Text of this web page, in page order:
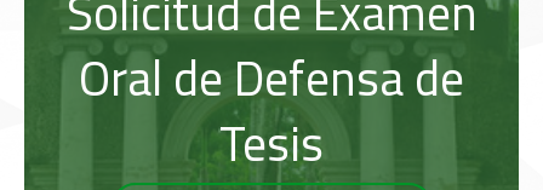
Oral de Defensa de
Tesis